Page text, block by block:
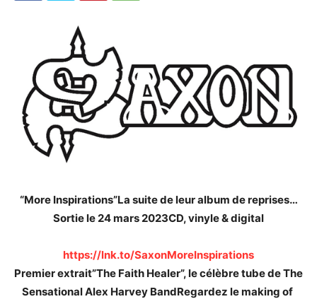
“More Inspirations”La suite de leur album de reprises…
Sortie le 24 mars 2023CD, vinyle & digital
https://lnk.to/SaxonMoreInspirations
Premier extrait”The Faith Healer”, le célèbre tube de The
Sensational Alex Harvey BandRegardez le making of